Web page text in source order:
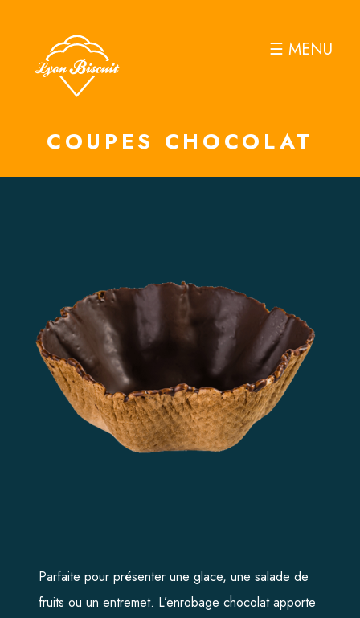
ACCUEIL
La Basquaise
Lyon biscuit
☰ MENU
COUPES CHOCOLAT
Parfaite pour présenter une glace, une salade de
fruits ou un entremet. L’enrobage chocolat apporte